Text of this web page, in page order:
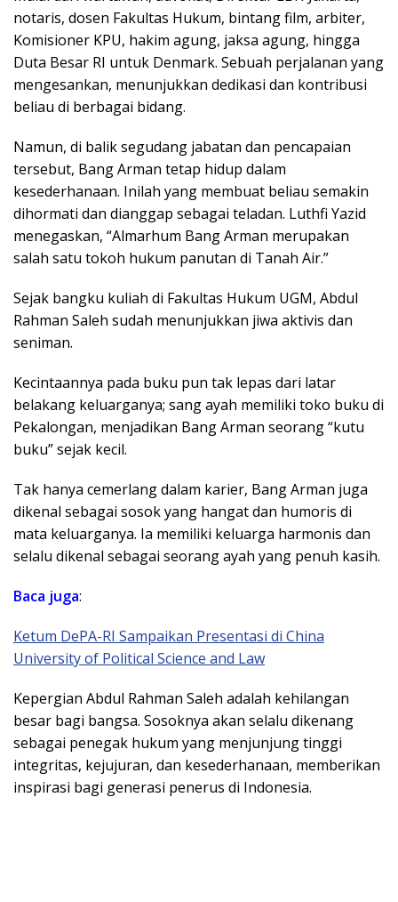
notaris, dosen Fakultas Hukum, bintang film, arbiter,
Komisioner KPU, hakim agung, jaksa agung, hingga
Duta Besar RI untuk Denmark. Sebuah perjalanan yang
mengesankan, menunjukkan dedikasi dan kontribusi
beliau di berbagai bidang.
Namun, di balik segudang jabatan dan pencapaian
tersebut, Bang Arman tetap hidup dalam
kesederhanaan. Inilah yang membuat beliau semakin
dihormati dan dianggap sebagai teladan. Luthfi Yazid
menegaskan, “Almarhum Bang Arman merupakan
salah satu tokoh hukum panutan di Tanah Air.”
Sejak bangku kuliah di Fakultas Hukum UGM, Abdul
Rahman Saleh sudah menunjukkan jiwa aktivis dan
seniman.
Kecintaannya pada buku pun tak lepas dari latar
belakang keluarganya; sang ayah memiliki toko buku di
Pekalongan, menjadikan Bang Arman seorang “kutu
buku” sejak kecil.
Tak hanya cemerlang dalam karier, Bang Arman juga
dikenal sebagai sosok yang hangat dan humoris di
mata keluarganya. Ia memiliki keluarga harmonis dan
selalu dikenal sebagai seorang ayah yang penuh kasih.
Baca juga:
Ketum DePA-RI Sampaikan Presentasi di China
University of Political Science and Law
Kepergian Abdul Rahman Saleh adalah kehilangan
besar bagi bangsa. Sosoknya akan selalu dikenang
sebagai penegak hukum yang menjunjung tinggi
integritas, kejujuran, dan kesederhanaan, memberikan
inspirasi bagi generasi penerus di Indonesia.